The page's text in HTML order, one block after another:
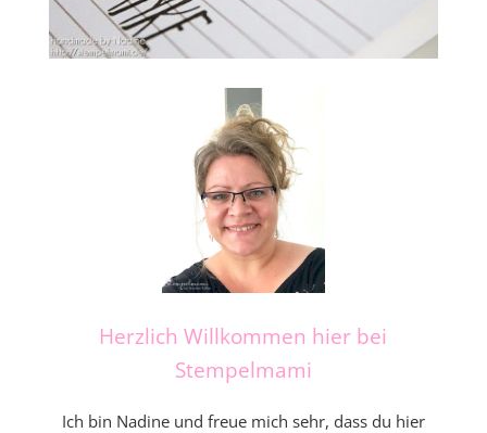
Herzlich Willkommen hier bei
Stempelmami
Ich bin Nadine und freue mich sehr, dass du hier